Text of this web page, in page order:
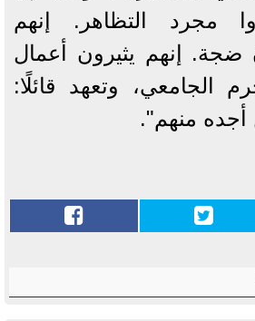
مجرد التظاهر. إنهم
ضجة. إنهم يثيرون أعمال
الجامعي، وتعهد قائلًا:
منهم".